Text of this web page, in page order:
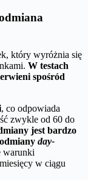
który wyróżnia się
W testach
spośród
, co odpowiada
zwykle od 60 do
jest bardzo
day-
warunki
w ciągu